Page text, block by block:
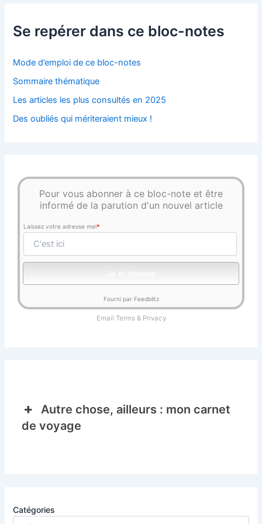
Se repérer dans ce bloc-notes
Mode d’emploi de ce bloc-notes
Sommaire thématique
Les articles les plus consultés en 2025
Des oubliés qui mériteraient mieux !
Pour vous abonner à ce bloc-note et être
informé de la parution d'un nouvel article
Laissez votre adresse mel*
Fourni par Feedblitz
Email Terms& Privacy
Autre chose, ailleurs : mon carnet
de voyage
Catégories